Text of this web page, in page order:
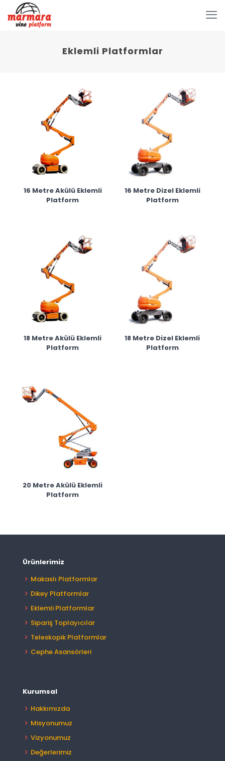
Eklemli Platformlar
16 Metre Akülü Eklemli
Platform
16 Metre Dizel Eklemli
Platform
18 Metre Akülü Eklemli
Platform
18 Metre Dizel Eklemli
Platform
20 Metre Akülü Eklemli
Platform
Ürünlerimiz
Makaslı Platformlar
Dikey Platformlar
Eklemli Platformlar
Sipariş Toplayıcılar
Teleskopik Platformlar
Cephe Asansörleri
Kurumsal
Hakkımızda
Misyonumuz
Vizyonumuz
Değerlerimiz